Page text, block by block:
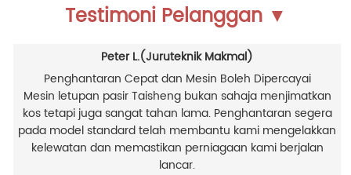
Testimoni Pelanggan ▼
Peter L.(Juruteknik Makmal)
Penghantaran Cepat dan Mesin Boleh Dipercayai
Mesin letupan pasir Taisheng bukan sahaja menjimatkan
kos tetapi juga sangat tahan lama. Penghantaran segera
pada model standard telah membantu kami mengelakkan
kelewatan dan memastikan perniagaan kami berjalan
lancar.